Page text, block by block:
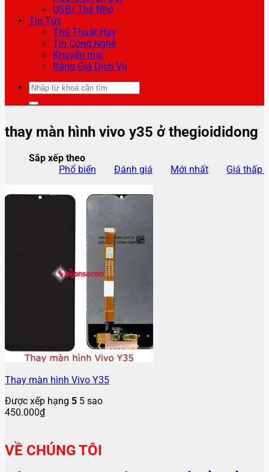
USB/ Thẻ Nhớ
Tin Tức
Thủ Thuật Hay
Tin Công Nghệ
Khuyến mại
Bảng Giá Dịch Vụ
Tìm
kiếm:
thay màn hình vivo y35 ở thegioididong
Sắp xếp theo
Phổ biến
Đánh giá Mới nhất Giá thấp
Thay màn hình Vivo Y35
Được xếp hạng 5 5 sao
450.000₫
VỀ CHÚNG TÔI